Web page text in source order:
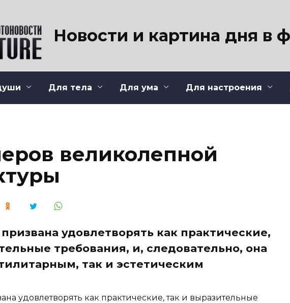
Новости и картина дня в
Для тела Для ума Для настроения
великолепной
удовлетворять как практические,
требования, и, следовательно, она
так и эстетическим
удовлетворять как практические, так и выразительные